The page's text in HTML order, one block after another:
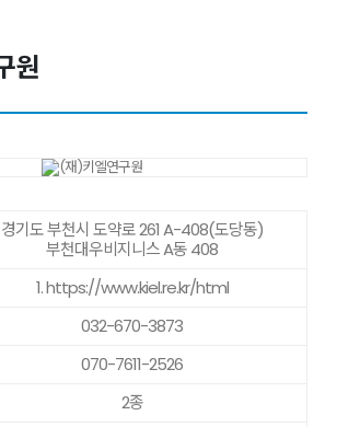
원
경기도 부천시 도약로 261 A-408(도당동)
부천대우비지니스 A동 408
1. https://www.kiel.re.kr/html
032-670-3873
070-7611-2526
2종